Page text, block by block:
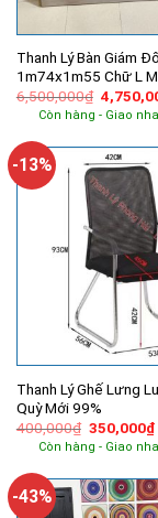
Thanh Lý Bàn Giám
1m74x1m55 Chữ L
6,500,000₫ Giá
gốc
là:
Còn hàng - Giao
-13%
Thanh Lý Ghế Lưng
Quỳ Mới 99%
400,000₫ Giá
gốc
là:
350,000₫
Còn hàng - Giao
-43%